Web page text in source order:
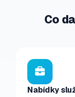
Co
Nabídky